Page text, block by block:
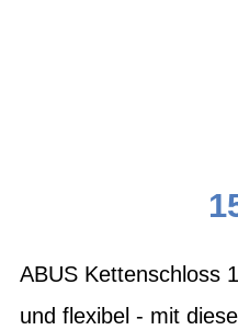
ABUS Kettenschloss
und flexibel - mit